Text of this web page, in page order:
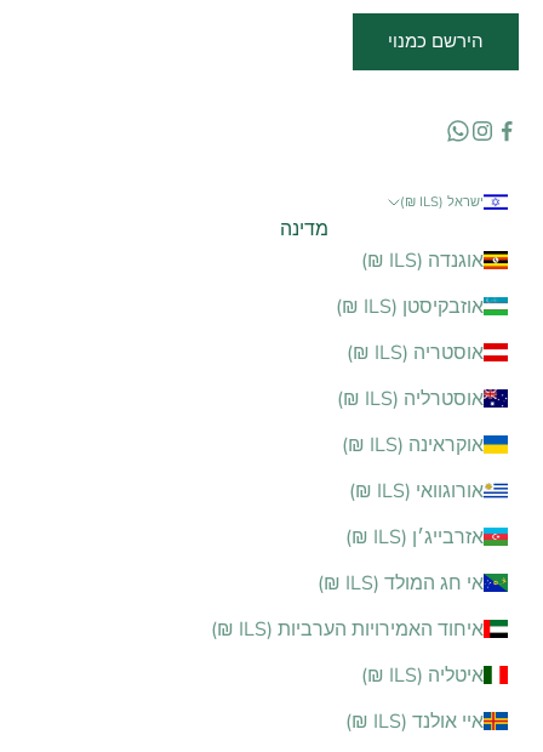
הירשם כמנוי
ישראל (ILS ₪)
מדינה
אוגנדה (ILS ₪)
אוזבקיסטן (ILS ₪)
אוסטריה (ILS ₪)
אוסטרליה (ILS ₪)
אוקראינה (ILS ₪)
אורוגוואי (ILS ₪)
אזרבייג׳ן (ILS ₪)
אי חג המולד (ILS ₪)
איחוד האמירויות הערביות (ILS ₪)
איטליה (ILS ₪)
איי אולנד (ILS ₪)